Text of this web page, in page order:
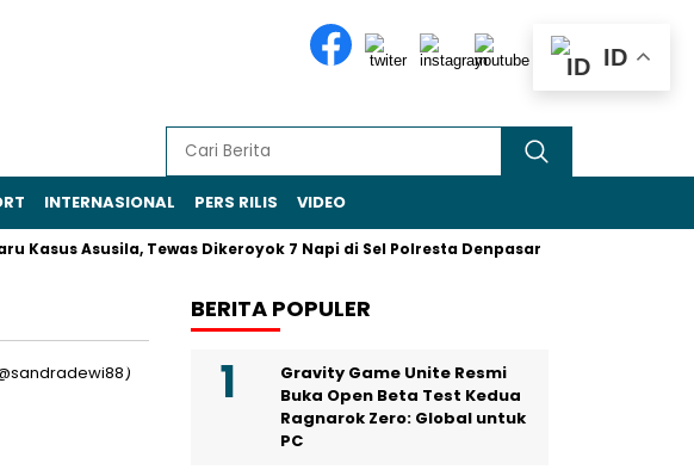
INTERNASIONAL PERS RILIS VIDEO
Asusila, Tewas Dikeroyok 7 Napi di Sel Polresta Denpasar
BERITA POPULER
Gravity Game Unite Resmi
Buka Open Beta Test Kedua
Ragnarok Zero: Global untuk
PC
ID